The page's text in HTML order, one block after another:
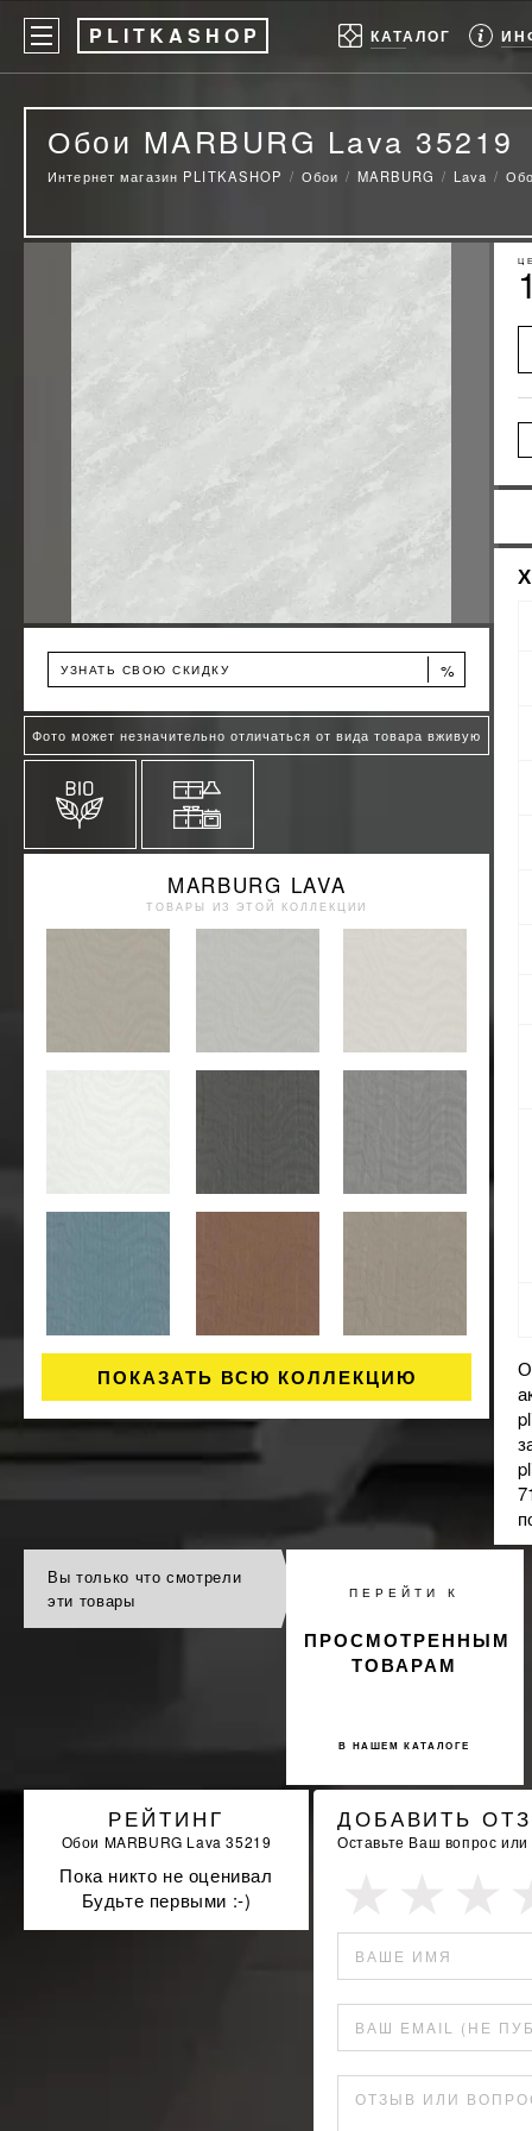
P LITKASHOP КАТАЛОГ
Обои MARBURG Lava 35219
Интернет магазин PLITKASHOP Обои MARBURG Lava
УЗНАТЬ СВОЮ СКИДКУ %
Фото может незначительно отличаться от вида товара вживую
MARBURG LAVA
ТОВАРЫ ИЗ ЭТОЙ КОЛЛЕКЦИИ
ПОКАЗАТЬ ВСЮ КОЛЛЕКЦИЮ
Вы только что смотрели
эти товары
ПЕРЕЙТИ К
В НАШЕМ КАТАЛОГЕ
ПРОСМОТРЕННЫМ
ТОВАРАМ
РЕЙТИНГ
Обои MARBURG Lava 35219
Пока никто не оценивал
Будьте первыми :-)
ДОБАВИТЬ
Оставьте Ваш вопрос
ВАШЕ ИМЯ
ВАШ EMAIL (НЕ
ОТЗЫВ ИЛИ